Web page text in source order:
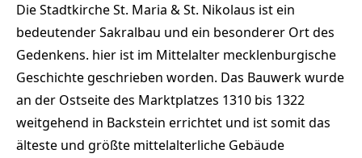
Die Stadtkirche St. Maria & St. Nikolaus ist ein
bedeutender Sakralbau und ein besonderer Ort des
Gedenkens. hier ist im Mittelalter mecklenburgische
Geschichte geschrieben worden. Das Bauwerk wurde
an der Ostseite des Marktplatzes 1310 bis 1322
weitgehend in Backstein errichtet und ist somit das
älteste und größte mittelalterliche Gebäude